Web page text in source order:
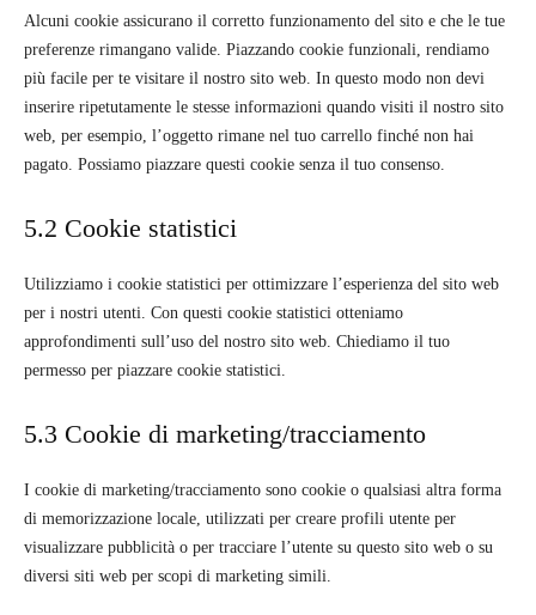
Alcuni cookie assicurano il corretto funzionamento del sito e che le tue
preferenze rimangano valide. Piazzando cookie funzionali, rendiamo
più facile per te visitare il nostro sito web. In questo modo non devi
inserire ripetutamente le stesse informazioni quando visiti il nostro sito
web, per esempio, l’oggetto rimane nel tuo carrello finché non hai
pagato. Possiamo piazzare questi cookie senza il tuo consenso.
5.2 Cookie statistici
Utilizziamo i cookie statistici per ottimizzare l’esperienza del sito web
per i nostri utenti. Con questi cookie statistici otteniamo
approfondimenti sull’uso del nostro sito web. Chiediamo il tuo
permesso per piazzare cookie statistici.
5.3 Cookie di marketing/tracciamento
I cookie di marketing/tracciamento sono cookie o qualsiasi altra forma
di memorizzazione locale, utilizzati per creare profili utente per
visualizzare pubblicità o per tracciare l’utente su questo sito web o su
diversi siti web per scopi di marketing simili.